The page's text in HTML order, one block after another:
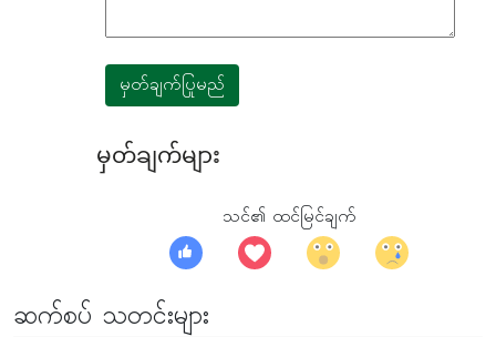
မှတ်ချက်ပြုမည်
မှတ်ချက်များ
သင်၏ ထင်မြင်ချက်
ဆက်စပ် သတင်းများ